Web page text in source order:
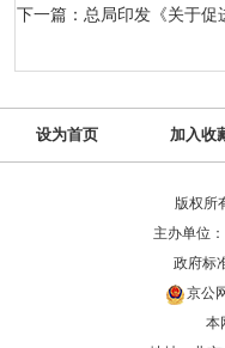
下一篇：总局印发《关于促
设为首页 加入收
版权所
主办单位
政府标
京公
本